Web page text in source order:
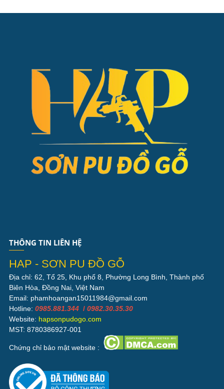
THÔNG TIN LIÊN HỆ
HAP - SƠN PU ĐỒ GỖ
Địa chỉ: 62, Tổ 25, Khu phố 8, Phường Long Bình, Thành phố
Biên Hòa, Đồng Nai, Việt Nam
Email: phamhoangan15011984@gmail.com
Hotline: 0985.881.344/ 0982.30.35.30
Website: hapsonpudogo.com
MST: 8780386927-001
Chứng chỉ bảo mật website :